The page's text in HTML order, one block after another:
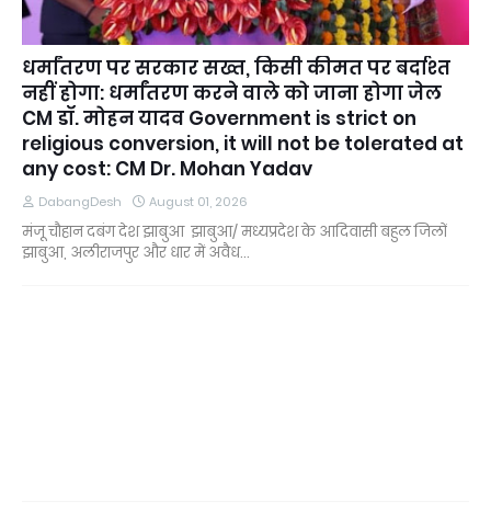
धर्मांतरण पर सरकार सख्त, किसी कीमत पर बर्दाश्त
नहीं होगा: धर्मांतरण करने वाले को जाना होगा जेल
CM डॉ. मोहन यादव Government is strict on
religious conversion, it will not be tolerated at
any cost: CM Dr. Mohan Yadav
DabangDesh August 01, 2026
मंजू चौहान दबंग देश झाबुआ झाबुआ/ मध्यप्रदेश के आदिवासी बहुल जिलों
झाबुआ, अलीराजपुर और धार में अवैध…